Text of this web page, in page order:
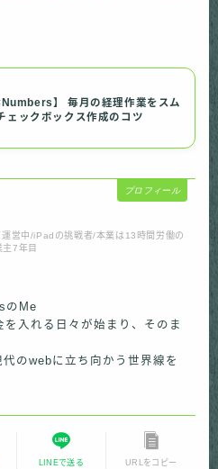
】 毎月の経理作業をスム
ェックボックス作成のコツ
プロフィール
営中/iPadの挑戦者/本業は13時間労働の
7年目
のMe
入れる日々が始まり、そのま
のwebに立ち向かう世界線を
LINEで送る URLをコピー